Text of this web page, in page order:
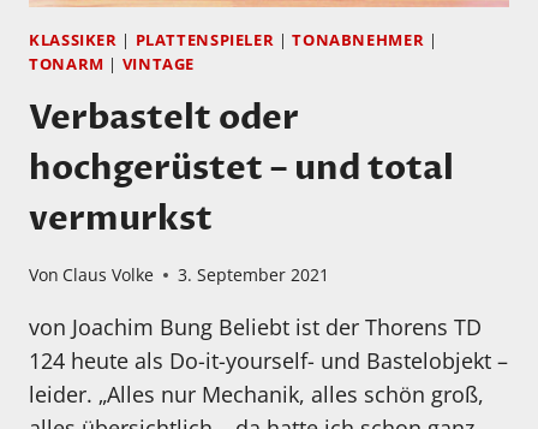
KLASSIKER | PLATTENSPIELER |TONABNEHMER |
TONARM | VINTAGE
Verbastelt oder
hochgerüstet – und total
vermurkst
Von Claus Volke 3. September 2021
von Joachim Bung Beliebt ist der Thorens TD
124 heute als Do-it-yourself- und Bastelobjekt –
leider. „Alles nur Mechanik, alles schön groß,